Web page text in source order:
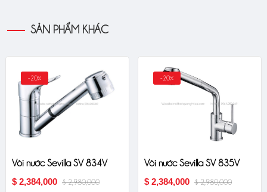
SẢN PHẨM KHÁC
-20%
Vòi nước Sevilla SV 834V
$ 2,384,000 $ 2,980,000
-20%
Vòi nước Sevilla SV 835V
$ 2,384,000 $ 2,980,000